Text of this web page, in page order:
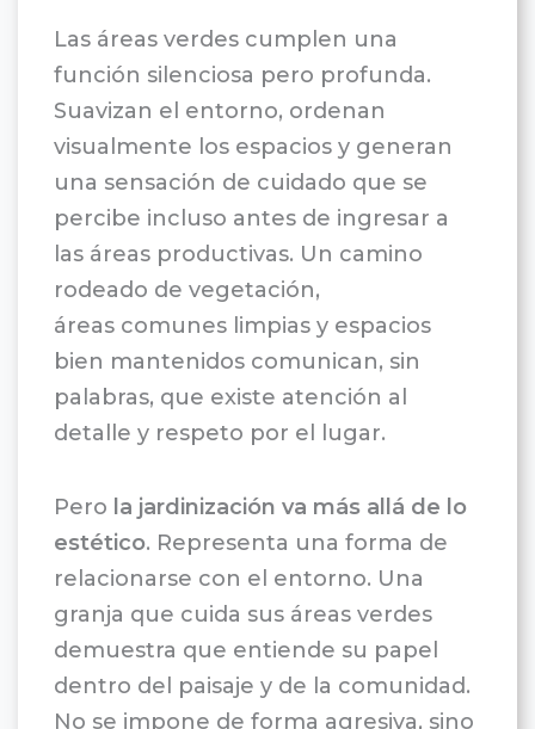
Las áreas verdes cumplen una
función silenciosa pero profunda.
Suavizan el entorno, ordenan
visualmente los espacios y generan
una sensación de cuidado que se
percibe incluso antes de ingresar a
las áreas productivas. Un camino
rodeado de vegetación,
áreas comunes limpias y espacios
bien mantenidos comunican, sin
palabras, que existe atención al
detalle y respeto por el lugar.
Pero la jardinización va más allá de lo
estético. Representa una forma de
relacionarse con el entorno. Una
granja que cuida sus áreas verdes
demuestra que entiende su papel
dentro del paisaje y de la comunidad.
No se impone de forma agresiva, sino